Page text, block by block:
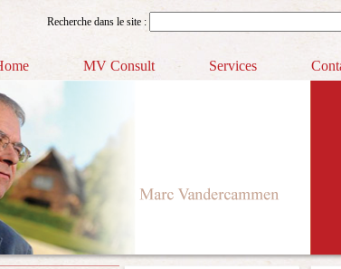
Recherche dans le site :
MV Consult Services